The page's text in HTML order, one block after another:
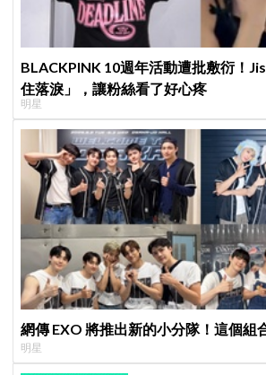
BLACKPINK 10週年活動遭批敷衍！
住落淚」，讓粉絲看了好心疼
明星
網傳 EXO 將推出新的小分隊！這個組
明星